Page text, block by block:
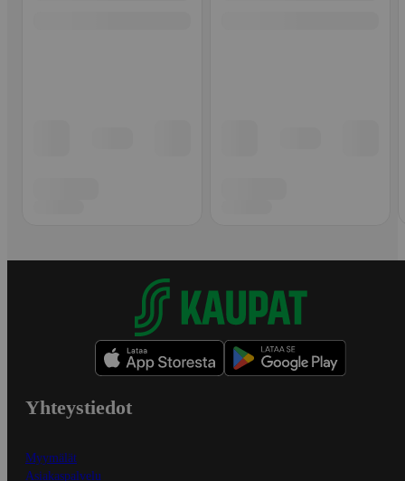
Yhteystiedot
Myymälät
Asiakaspalvelu